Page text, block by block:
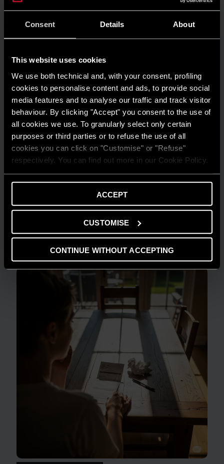
Consent Details About
This website uses cookies
We use both technical and, with your consent, profiling
cookies to personalise content and ads, to provide social
media features and to analyse our traffic and track visitor
behaviour. By clicking "Accept" you consent to the use of
all cookies we use. To granularly select only certain
purposes or third parties or to refuse the use of all
cookies you can click on "Customise" or "Refuse"
respectively. You can find out more in our Cookie Policy.
ACCEPT
CUSTOMISE
CONTINUE WITHOUT ACCEPTING
AMBIENTE
Risparmio energetico: trasforma la tua
casa in un modello di efficienza
LEGGI DI PIÙ